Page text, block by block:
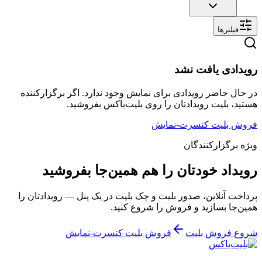
فیلترها
رویدادی یافت نشد
در حال حاضر رویدادی برای نمایش وجود ندارد. اگر برگزارکننده
هستید، بلیت رویدادتان را روی بلیت‌باکس بفروشید.
فروش بلیت کنسرت-نمایش
ویژه برگزارکنندگان
رویداد خودتان را هم همین‌جا بفروشید
پرداخت آنلاین، صدور بلیت و چک بلیت در یک پنل — رویدادتان را
همین‌جا بسازید و فروش را شروع کنید.
شروع فروش بلیت فروش بلیت کنسرت-نمایش